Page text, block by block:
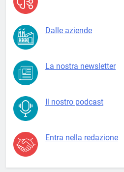
Dalle aziende
La nostra newsletter
Il nostro podcast
Entra nella redazione